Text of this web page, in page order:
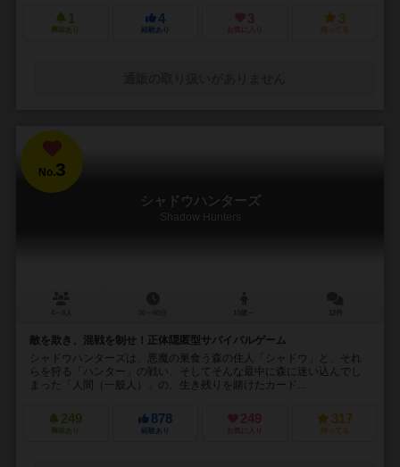
1
興味あり
4
経験あり
3
お気に入り
3
持ってる
No.3
シャドウハンターズ
Shadow Hunters
敵を欺き、混戦を制せ！正体隠匿型サバイバルゲーム
シャドウハンターズは、悪魔の巣食う森の住人「シャドウ」と、それ
らを狩る「ハンター」の戦い、そしてそんな最中に森に迷い込んでし
まった「人間（一般人）」の、生き残りを賭けたカード...
249
興味あり
878
経験あり
249
お気に入り
317
持ってる